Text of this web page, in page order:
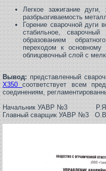
Легкое зажигание дуги,
разбрызгиваемость
Горение сварочной дуги
стабильное,
образованием
переходом к
облицовочный слой с
Вывод: представленный
X350соответствует всем
соединениям,
Начальник УАВР №3 Р.Я.
Главный сварщик УАВР №3